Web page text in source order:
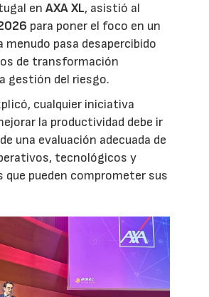
enAXA XL, asistió al
para poner el foco en un
menudo pasa desapercibido
de transformación
gestión del riesgo.
cualquier iniciativa
la productividad debe ir
una evaluación adecuada de
tecnológicos y
pueden comprometer sus